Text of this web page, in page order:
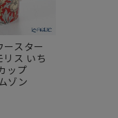
スター
リス いち
ップ
ゾン